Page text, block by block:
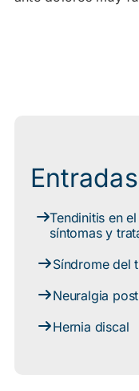
Tendinitis en
síntomas y
Síndrome del
Neuralgia
Hernia discal